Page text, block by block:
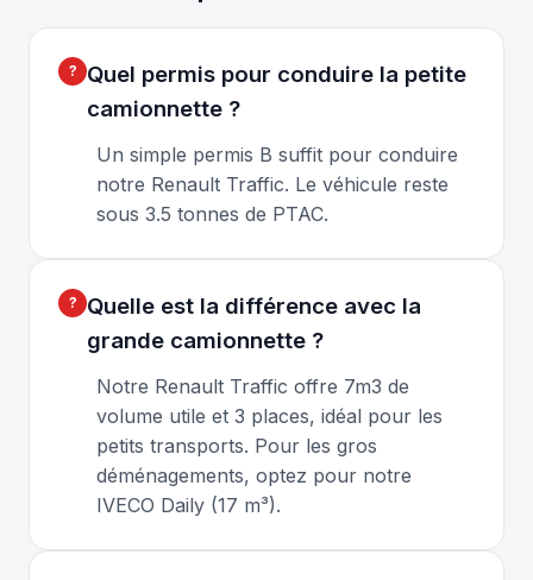
Quel permis pour conduire la petite
camionnette ?
Un simple permis B suffit pour conduire
notre Renault Traffic. Le véhicule reste
sous 3.5 tonnes de PTAC.
Quelle est la différence avec la
grande camionnette ?
Notre Renault Traffic offre 7m3 de
volume utile et 3 places, idéal pour les
petits transports. Pour les gros
déménagements, optez pour notre
IVECO Daily (17 m³).